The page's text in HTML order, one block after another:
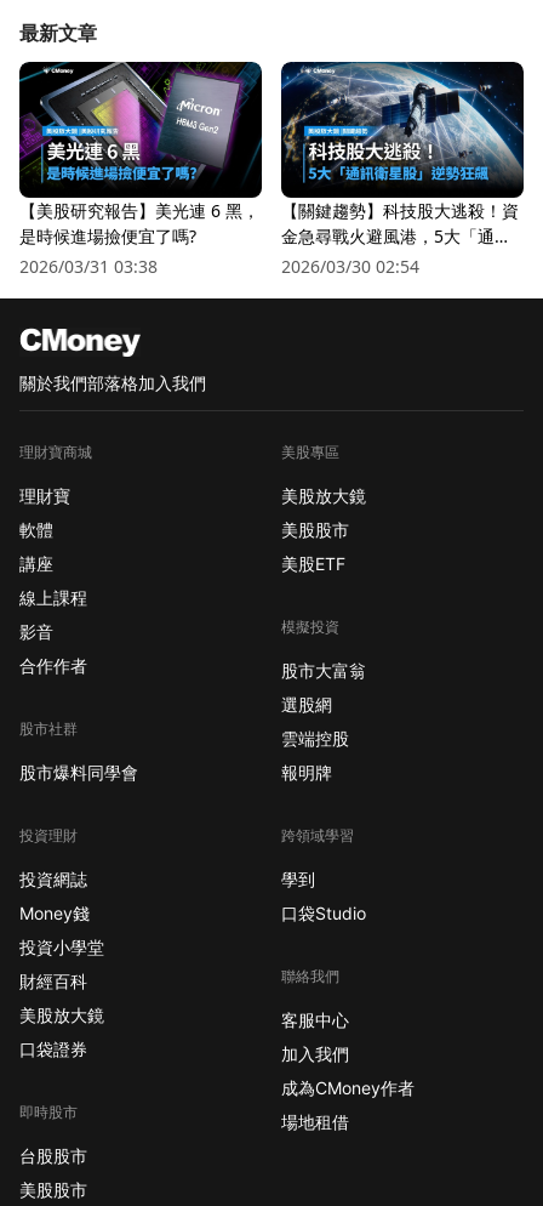
最新文章
【美股研究報告】美光連 6 黑，
是時候進場撿便宜了嗎?
2026/03/31 03:38
【關鍵趨勢】科技股大逃殺！資
金急尋戰火避風港，5大「通訊
衛星股」逆勢狂飆
2026/03/30 02:54
關於我們部落格加入我們
理財寶商城
理財寶
軟體
講座
線上課程
影音
合作作者
股市社群
股市爆料同學會
投資理財
投資網誌
Money錢
投資小學堂
財經百科
美股放大鏡
口袋證券
即時股市
台股股市
美股股市
美股專區
美股放大鏡
美股股市
美股ETF
模擬投資
股市大富翁
選股網
雲端控股
報明牌
跨領域學習
學到
口袋Studio
聯絡我們
客服中心
加入我們
成為CMoney作者
場地租借